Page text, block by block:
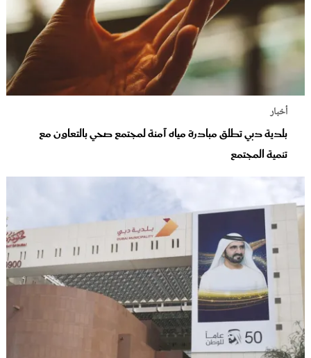
أخبار
بلدية دبي تطلق مبادرة مياه آمنة لمجتمع صحي بالتعاون مع
تنمية المجتمع